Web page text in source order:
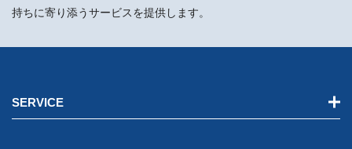
持ちに寄り添うサービスを提供します。
SERVICE